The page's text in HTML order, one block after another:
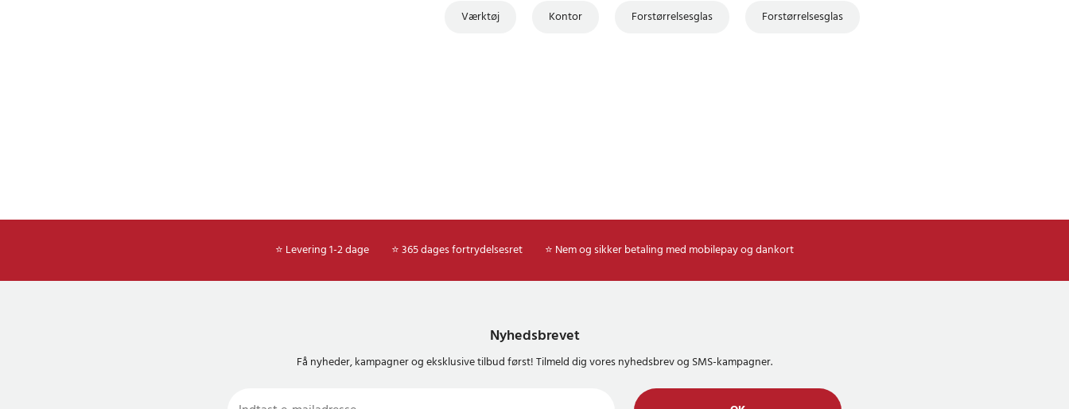
Værktøj Kontor Forstørrelsesglas Forstørrelsesglas
⭐ Levering 1-2 dage ⭐ 365 dages fortrydelsesret ⭐ Nem og sikker betaling med mobilepay og dankort
Nyhedsbrevet
Få nyheder, kampagner og eksklusive tilbud først! Tilmeld dig vores nyhedsbrev og SMS-kampagner.